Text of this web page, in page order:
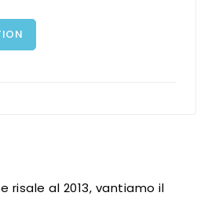
risale al 2013, vantiamo il